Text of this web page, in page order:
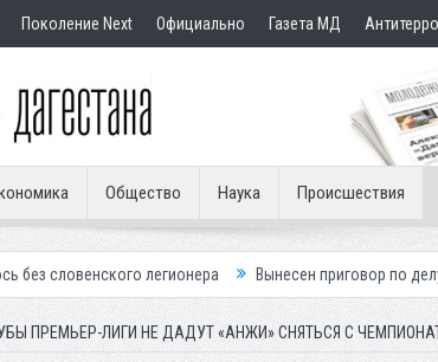
Поколение Next Официально Газета МД
Общество Наука Происшествия
Вынесен приговор по делу о строительстве
ПРЕМЬЕР-ЛИГИ НЕ ДАДУТ «АНЖИ» СНЯТЬСЯ С